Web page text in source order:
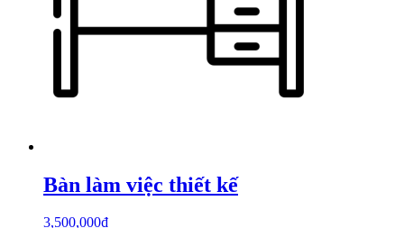
Bàn làm việc thiết kế
3,500,000₫